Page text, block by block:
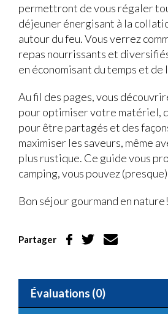
permettront de vous régaler
déjeuner énergisant à la
autour du feu. Vous verrez
repas nourrissants et
en économisant du temps et de
Au fil des pages, vous
pour optimiser votre matériel,
pour être partagés et des
maximiser les saveurs, même
plus rustique. Ce guide vous
camping, vous pouvez
Bon séjour gourmand en nature!
Partager
Évaluations (0)